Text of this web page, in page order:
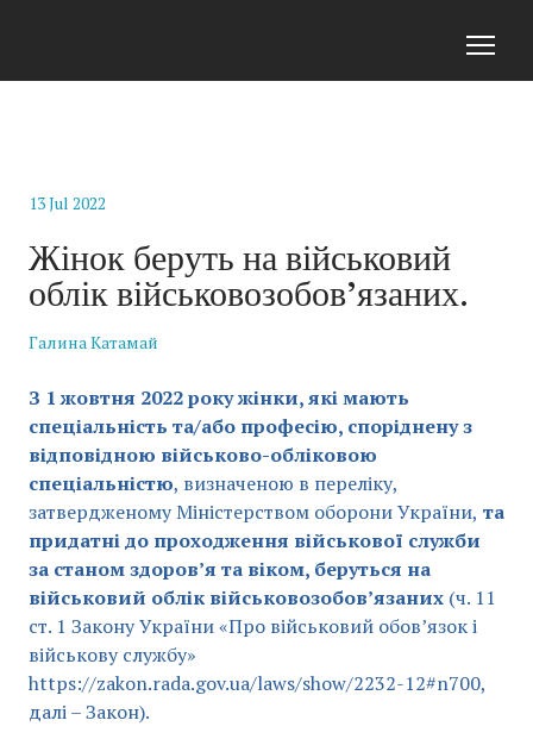
13 Jul 2022
Жінок беруть на військовий
облік військовозобов’язаних.
Галина Катамай
З 1 жовтня 2022 року жінки, які мають
спеціальність та/або професію, споріднену з
відповідною військово-обліковою
спеціальністю, визначеною в переліку,
затвердженому Міністерством оборони України, та
придатні до проходження військової служби
за станом здоров’я та віком, беруться на
військовий облік військовозобов’язаних (ч. 11
ст. 1 Закону України «Про військовий обов’язок і
військову службу»
https://zakon.rada.gov.ua/laws/show/2232-12#n700,
далі – Закон).